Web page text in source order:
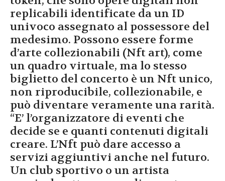
replicabili identificate da un ID
univoco assegnato al possessore del
medesimo. Possono essere forme
d’arte collezionabili (Nft art), come
un quadro virtuale, ma lo stesso
biglietto del concerto è un Nft unico,
non riproducibile, collezionabile, e
può diventare veramente una rarità.
“E’ l’organizzatore di eventi che
decide se e quanti contenuti digitali
creare. L’Nft può dare accesso a
servizi aggiuntivi anche nel futuro.
Un club sportivo o un artista